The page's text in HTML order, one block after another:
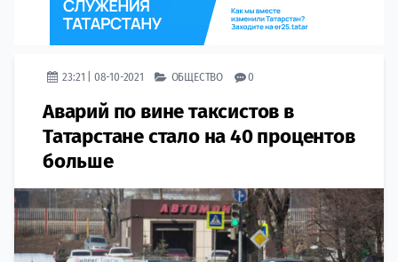
23:21 | 08-10-2021 ОБЩЕСТВО 0
Аварий по вине таксистов в
Татарстане стало на 40 процентов
больше